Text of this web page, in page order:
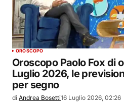
OROSCOPO
Oroscopo Paolo Fox di
Luglio 2026, le
per segno
di Andrea Bosetti16 Luglio 2026, 02:26